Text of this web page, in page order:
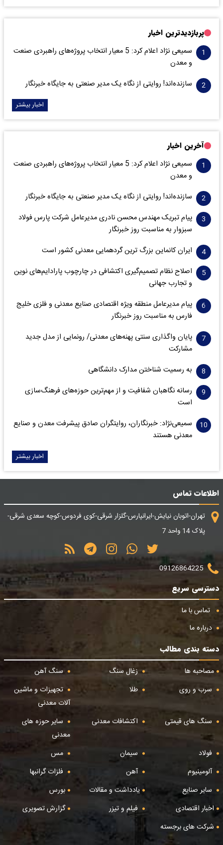
پربازدیدترین اخبار
سمیعی‌ نژاد اعلام کرد: 5 معیار انتخاب پروژه‌های راهبردی صنعت
و معدن
سازنده‌اند! روایتی از نگاه یک مدیر صنعتی به جایگاه خبرنگار
اخبار بیشتر
آخرین اخبار
سمیعی‌ نژاد اعلام کرد: 5 معیار انتخاب پروژه‌های راهبردی صنعت
و معدن
سازنده‌اند! روایتی از نگاه یک مدیر صنعتی به جایگاه خبرنگار
پیام تبریک مهندس محسن نادری مدیرعامل شرکت پارس فولاد
سبزوار به مناسبت روز خبرنگار
ایران کانماین بزرگ ترین گردهمایی معدنی کشور است
اصلاح نظام تصمیم‌گیری اکتشافی در چارچوب پارادایم‌های نوین
و تجارب جهانی
پیام مدیرعامل منطقه ویژه اقتصادی صنایع معدنی و فلزی خلیج
فارس به مناسبت روز خبرنگار‌
پایان واگذاری‌ سنتی پهنه‌های معدنی/ رونمایی از مدل جدید
مشارکت
به رسمیت شناختن مدارک دانشگاهی
رسانه نگاهبان شفافیت و از مهم‌ترین حوزه‌های فرهنگ‌سازی
است
سمیعی‌نژاد: خبرنگاران، روایتگران صادق پیشرفت معدن و صنایع
معدنی هستند
اخبار بیشتر
اطلاعات تماس
تهران-اتوبان نیایش-ایرانپارس-گلزار شرقی-کوی فردوس-کوچه سعدی شرقی-
پلاک 14 واحد 7
09126864225
دسترسی سریع
تماس با ما
درباره ما
دسته بندی مطالب
مصاحبه ها
زغال سنگ
سنگ آهن
سرب و روی
طلا
تجهیزات و ماشین
آلات معدنی
سنگ های قیمتی
اکتشافات معدنی
سایر حوزه های
معدنی
فولاد
سیمان
مس
آلومینیوم
آهن
فلزات گرانبها
سایر صنایع
یادداشت و مقالات
بورس
اخبار اقتصادی
فیلم و تیزر
گزارش تصویری
شرکت های برجسته